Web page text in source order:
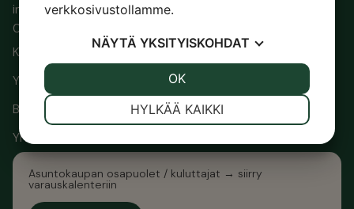
info@satpa.fi
0400 623 036
Kodit
Yritykset
Blogi
Yhteystiedot
Asuntokaupan osapuolet / kuluttajat → siirry
varauskalenteriin
verkkosivustollamme.
NÄYTÄ YKSITYISKOHDAT
HYLKÄÄ KAIKKI
OK